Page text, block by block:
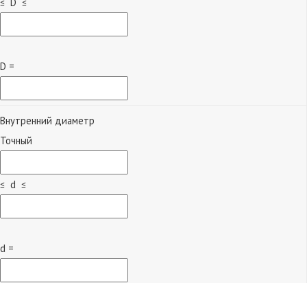
D =
Внутренний диаметр
Точный
≤ d ≤
d =